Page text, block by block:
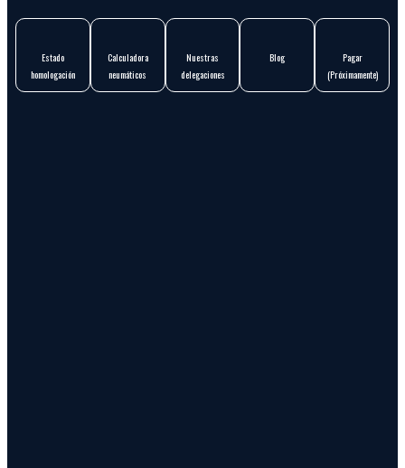
Estado
homologación
Calculadora
neumáticos
Nuestras
delegaciones
Blog
Pagar
(Próximamente)